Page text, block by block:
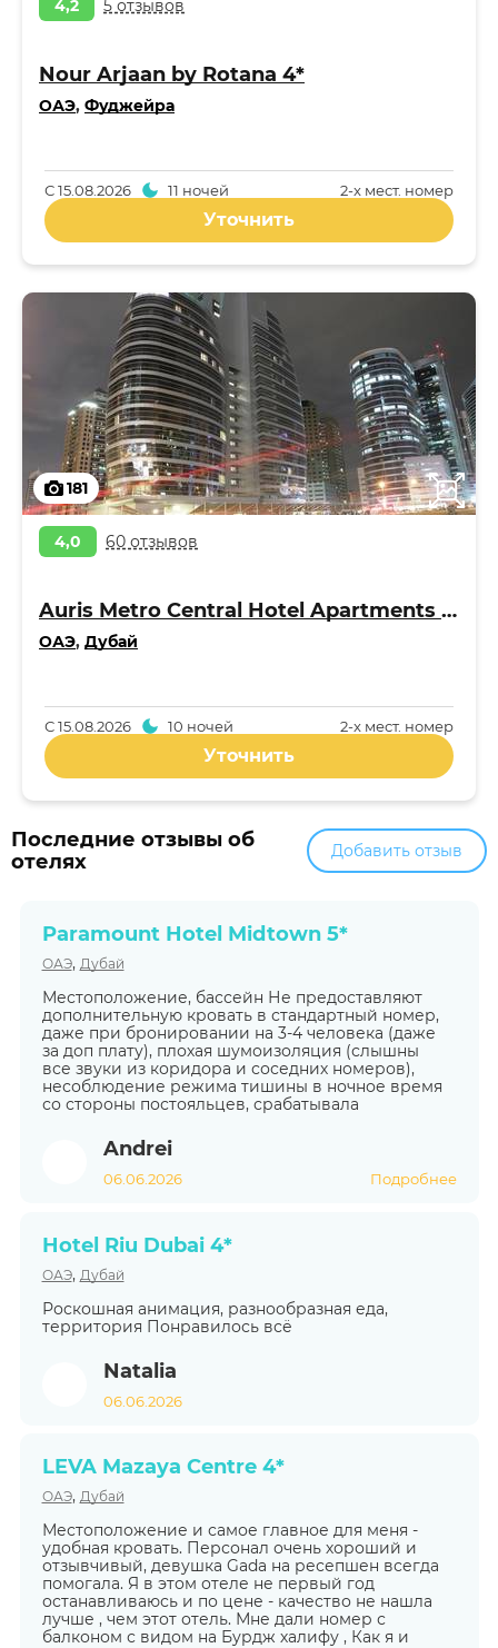
4,2 5 отзывов
Nour Arjaan by Rotana 4*
ОАЭ, Фуджейра
2-x мест. номер
С15.08.2026 11 ночей
Уточнить
181
4,0 60 отзывов
Auris Metro Central Hotel Apartments 4*
ОАЭ, Дубай
2-x мест. номер
С15.08.2026 10 ночей
Уточнить
Последние отзывы об
отелях
Добавить отзыв
Paramount Hotel Midtown 5*
ОАЭ, Дубай
Местоположение, бассейн Не предоставляют
дополнительную кровать в стандартный номер,
даже при бронировании на 3-4 человека (даже
за доп плату), плохая шумоизоляция (слышны
все звуки из коридора и соседних номеров),
несоблюдение режима тишины в ночное время
со стороны постояльцев, срабатывала
Andrei
06.06.2026 Подробнее
Hotel Riu Dubai 4*
ОАЭ, Дубай
Роскошная анимация, разнообразная еда,
территория Понравилось всё
Natalia
06.06.2026
LEVA Mazaya Centre 4*
ОАЭ, Дубай
Местоположение и самое главное для меня -
удобная кровать. Персонал очень хороший и
отзывчивый, девушка Gada на ресепшен всегда
помогала. Я в этом отеле не первый год
останавливаюсь и по цене - качество не нашла
лучше , чем этот отель. Мне дали номер с
балконом с видом на Бурдж халифу , Как я и